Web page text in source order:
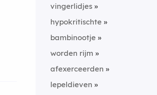
vingerlidjes
hypokritischte
bambinootje
worden rijm
afexerceerden
lepeldieven